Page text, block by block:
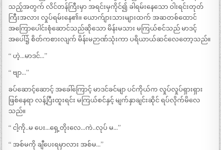
သည့်အတွက် လိင်တန်ကြီးမှာ အရင်းမှကိုင်၍ ခါရမ်းနေသော ဝါးရင်းတုတ်
ကြီးအလား လှုပ်ရမ်းနေ၏။ ယောက်ျားသားများထက် အဆတစ်ထောင်
အကြောပေါင်းစုံဆောင်သည်ဆိုသော မိန်းမသား မကြယ်စင်သည် မာဒင့်
အပေါ်၌ စိတ်ကစားလျက် မိန်းမဉာဏ်သုံးကာ ပရိယာယ်ဆင်လေတော့သည်။
“ ဟဲ့…မာဒင်…”
“ ဗျာ…”
ခပ်ဆောင့်ဆောင့် အခေါ်ကြောင့် မာဒင်ခင်မျာ ပင်ကိုယ်က လှုပ်လှုပ်ရှားရှား
ဖြစ်နေရာ လန့်ပြီးထူးရင်း မကြယ်စင်နှင့် မျက်နှာချင်းဆိုင် ရပ်လိုက်မိလေ
သည်။
“ ငါ့ကို..မ ပေး…ရှေ့တိုးလေ…ကဲ..လုပ် မ…”
“ အစ်မကို ချီပေးရမှာလား အစ်မ…”